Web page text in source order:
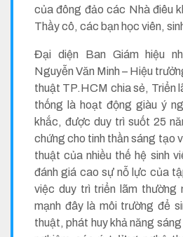
của đông đảo các Nhà điêu
Thầy cô, các bạn học viên,
Đại diện Ban Giám hiệu
Nguyễn Văn Minh – Hiệu
thuật TP.HCM chia sẻ, Triển
thống là hoạt động giàu ý
khắc, được duy trì suốt 25
chứng cho tinh thần sáng tạo
thuật của nhiều thế hệ sinh
đánh giá cao sự nỗ lực của
việc duy trì triển lãm thường
mạnh đây là môi trường để
thuật, phát huy khả năng